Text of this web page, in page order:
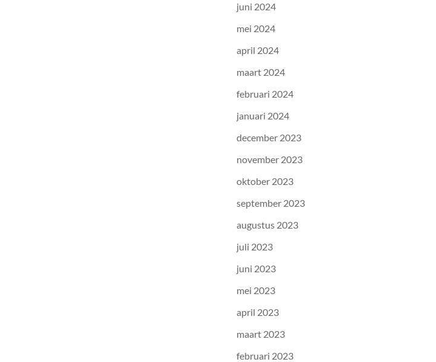
juni 2024
mei 2024
april 2024
maart 2024
februari 2024
januari 2024
december 2023
november 2023
oktober 2023
september 2023
augustus 2023
juli 2023
juni 2023
mei 2023
april 2023
maart 2023
februari 2023